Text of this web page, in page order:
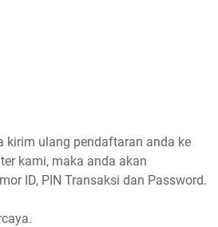
kirim ulang pendaftaran anda ke
kami, maka anda akan
ID, PIN Transaksi dan Password.